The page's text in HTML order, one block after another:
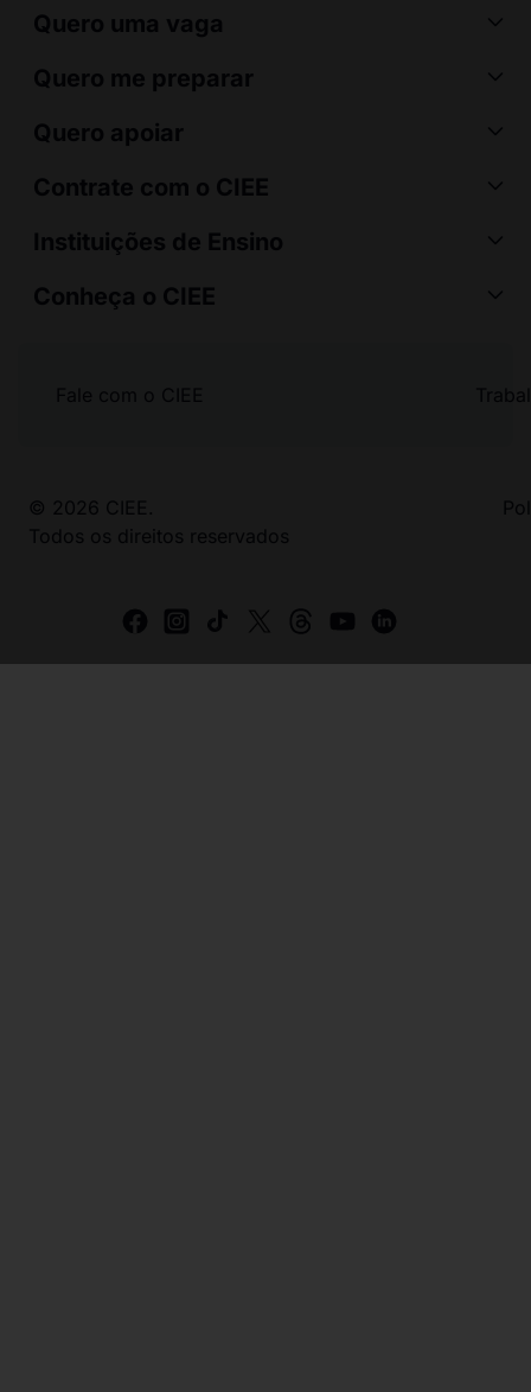
Quero uma vaga
Quero me preparar
Quero apoiar
Contrate com o CIEE
Instituições de Ensino
Conheça o CIEE
© 2026 CIEE.
Todos os direitos reservados